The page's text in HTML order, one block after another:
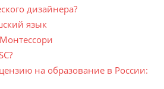
дизайнера?
язык
на образование в России: